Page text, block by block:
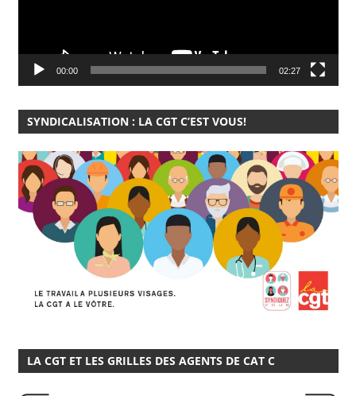
00:00 02:27
SYNDICALISATION : LA CGT C’EST VOUS!
LA CGT ET LES GRILLES DES AGENTS DE CAT C